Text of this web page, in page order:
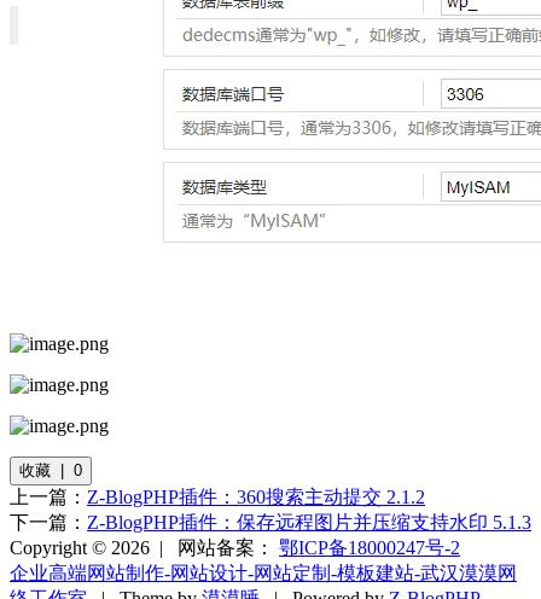
收藏 | 0
上一篇： Z-BlogPHP插件：360搜索主动提交 2.1.2
下一篇： Z-BlogPHP插件：保存远程图片并压缩支持水印 5.1.3
Copyright © 2026 |
网站备案：
鄂ICP备18000247号-2
企业高端网站制作-网站设计-网站定制-模板建站-武汉漠漠网